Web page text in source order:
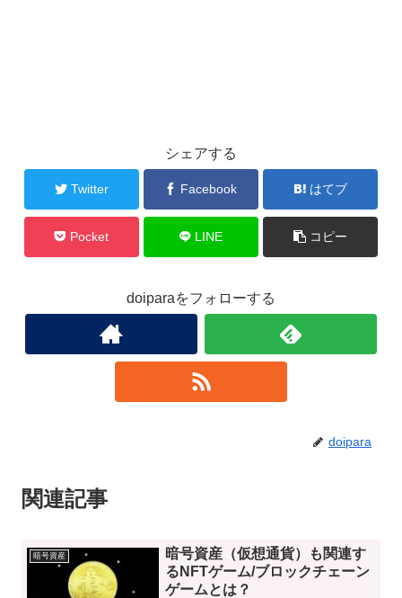
シェアする
Twitter Facebook はてブ
Pocket LINE コピー
doiparaをフォローする
doipara
関連記事
暗号資産
暗号資産（仮想通貨）も関連す
るNFTゲーム/ブロックチェーン
ゲームとは？